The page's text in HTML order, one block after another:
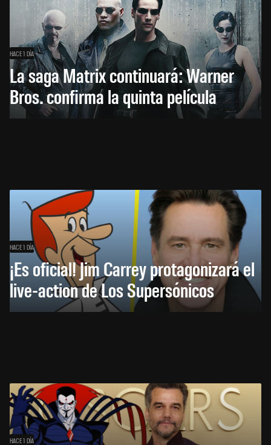
HACE 1 DÍA
La saga Matrix continuará: Warner
Bros. confirma la quinta película
HACE 1 DÍA
¡Es oficial! Jim Carrey protagonizará el
live-action de Los Supersónicos
HACE 1 DÍA